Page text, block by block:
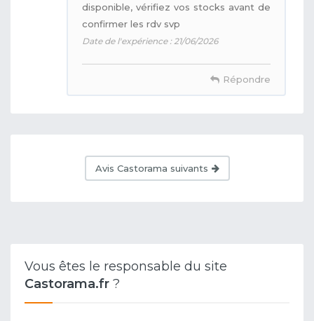
disponible, vérifiez vos stocks avant de
confirmer les rdv svp
Date de l'expérience : 21/06/2026
Répondre
Avis Castorama suivants
Vous êtes le responsable du site
Castorama.fr ?